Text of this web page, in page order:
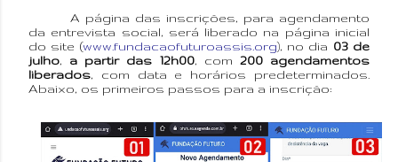
A página das inscrições, para agendamento
da entrevista social, será liberado na página inicial
do site (www.fundacaofuturoassis.org), no dia 03 de
julho, a partir das 12h00, com 200 agendamentos
liberados, com data e horários predeterminados.
Abaixo, os primeiros passos para a inscrição: